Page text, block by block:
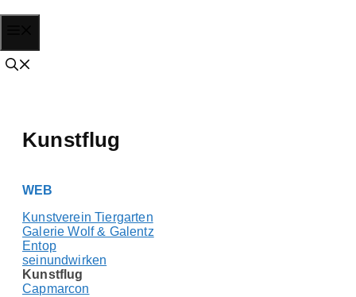
springen
Kunstflug
WEB
Kunstverein Tiergarten
Galerie Wolf & Galentz
Entop
seinundwirken
Kunstflug
Capmarcon